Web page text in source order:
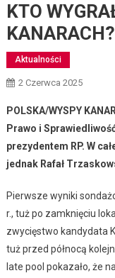
KTO
KANARACH?
Aktualności
2 Czerwca 2025
POLSKA/WYSPY
Prawo i
prezydentem RP. W
jednak Rafał
Pierwsze wyniki
r., tuż po zamknięciu
zwycięstwo kandydata
tuż przed północą
late pool pokazało, że